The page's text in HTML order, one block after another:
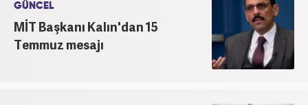
GÜNCEL
MİT Başkanı Kalın'dan 15
Temmuz mesajı